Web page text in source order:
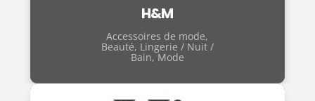
H&M
Accessoires de mode,
Beauté, Lingerie / Nuit /
Bain,Mode